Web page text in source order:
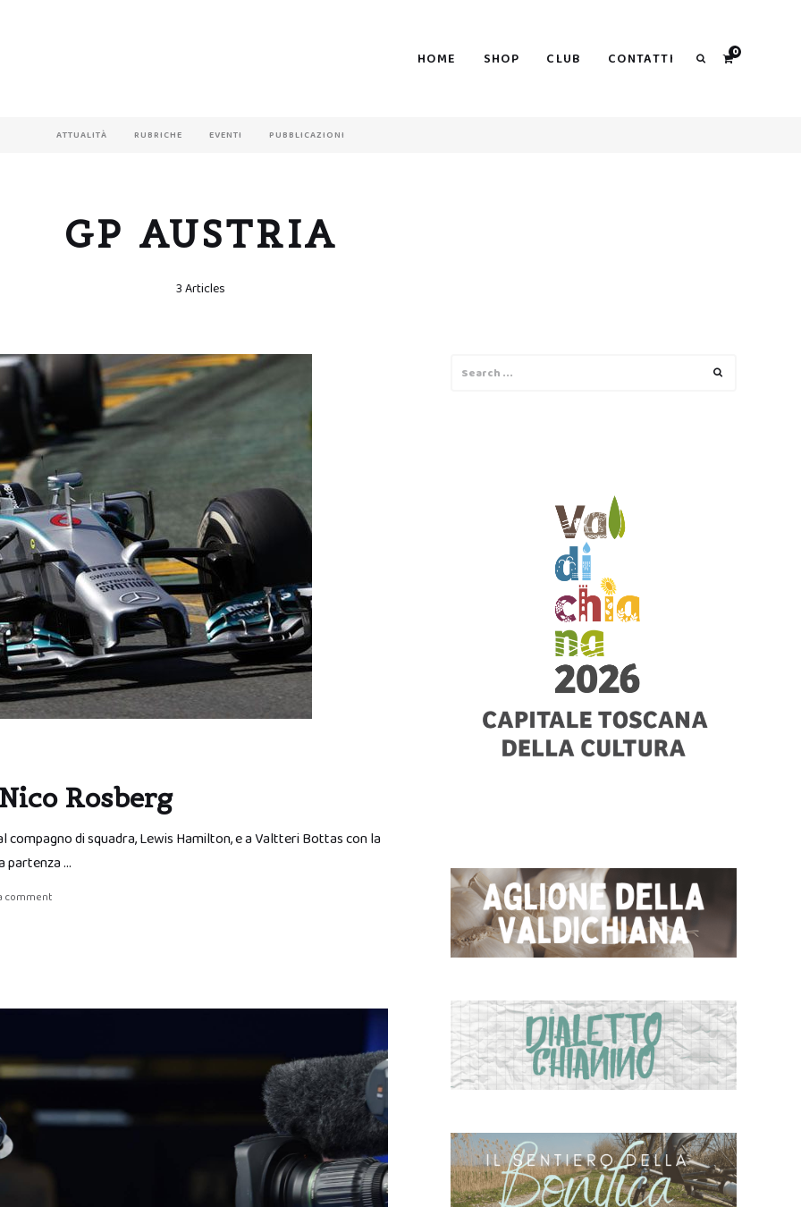
HOME SHOP CLUB CONTATTI 0
ATTUALITÀ RUBRICHE EVENTI PUBBLICAZIONI
GP AUSTRIA
3 Articles
Rosberg
compagno di squadra, Lewis Hamilton, e a Valtteri Bottas con la
partenza …
comment
for: